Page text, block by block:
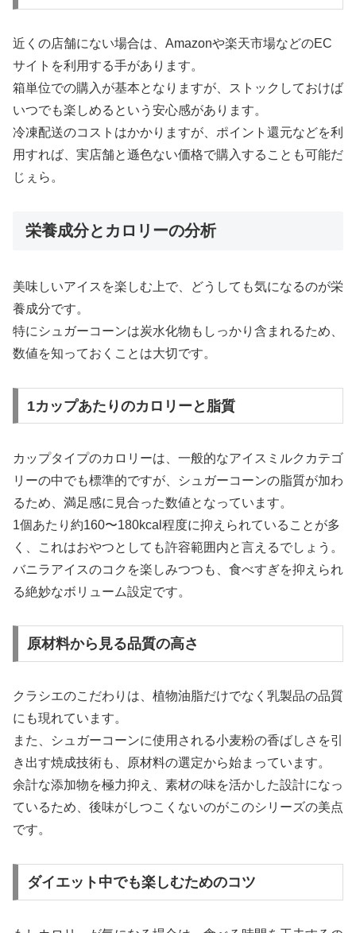
近くの店舗にない場合は、Amazonや楽天市場などのEC
サイトを利用する手があります。
箱単位での購入が基本となりますが、ストックしておけば
いつでも楽しめるという安心感があります。
冷凍配送のコストはかかりますが、ポイント還元などを利
用すれば、実店舗と遜色ない価格で購入することも可能だ
じぇら。
栄養成分とカロリーの分析
美味しいアイスを楽しむ上で、どうしても気になるのが栄
養成分です。
特にシュガーコーンは炭水化物もしっかり含まれるため、
数値を知っておくことは大切です。
1カップあたりのカロリーと脂質
カップタイプのカロリーは、一般的なアイスミルクカテゴ
リーの中でも標準的ですが、シュガーコーンの脂質が加わ
るため、満足感に見合った数値となっています。
1個あたり約160〜180kcal程度に抑えられていることが多
く、これはおやつとしても許容範囲内と言えるでしょう。
バニラアイスのコクを楽しみつつも、食べすぎを抑えられ
る絶妙なボリューム設定です。
原材料から見る品質の高さ
クラシエのこだわりは、植物油脂だけでなく乳製品の品質
にも現れています。
また、シュガーコーンに使用される小麦粉の香ばしさを引
き出す焼成技術も、原材料の選定から始まっています。
余計な添加物を極力抑え、素材の味を活かした設計になっ
ているため、後味がしつこくないのがこのシリーズの美点
です。
ダイエット中でも楽しむためのコツ